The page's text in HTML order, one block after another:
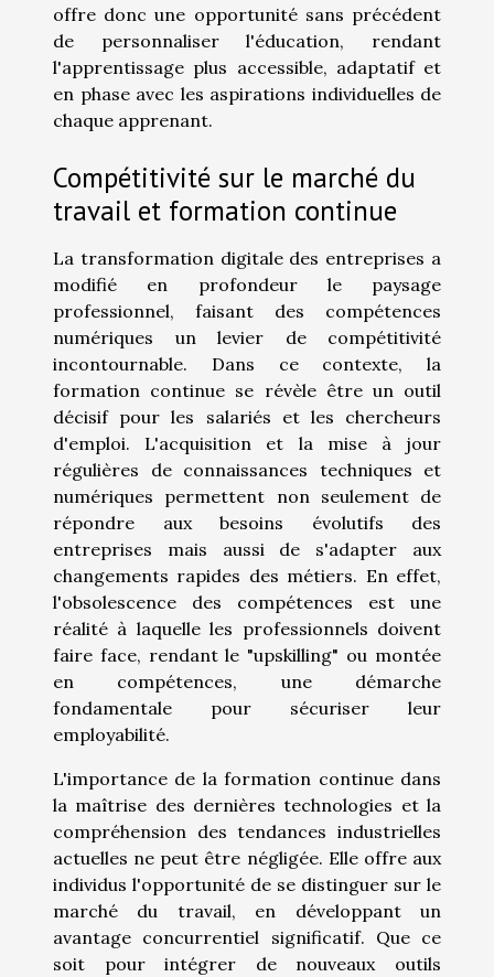
offre donc une opportunité sans précédent
de personnaliser l'éducation, rendant
l'apprentissage plus accessible, adaptatif et
en phase avec les aspirations individuelles de
chaque apprenant.
Compétitivité sur le marché du
travail et formation continue
La transformation digitale des entreprises a
modifié en profondeur le paysage
professionnel, faisant des compétences
numériques un levier de compétitivité
incontournable. Dans ce contexte, la
formation continue se révèle être un outil
décisif pour les salariés et les chercheurs
d'emploi. L'acquisition et la mise à jour
régulières de connaissances techniques et
numériques permettent non seulement de
répondre aux besoins évolutifs des
entreprises mais aussi de s'adapter aux
changements rapides des métiers. En effet,
l'obsolescence des compétences est une
réalité à laquelle les professionnels doivent
faire face, rendant le "upskilling" ou montée
en compétences, une démarche
fondamentale pour sécuriser leur
employabilité.
L'importance de la formation continue dans
la maîtrise des dernières technologies et la
compréhension des tendances industrielles
actuelles ne peut être négligée. Elle offre aux
individus l'opportunité de se distinguer sur le
marché du travail, en développant un
avantage concurrentiel significatif. Que ce
soit pour intégrer de nouveaux outils